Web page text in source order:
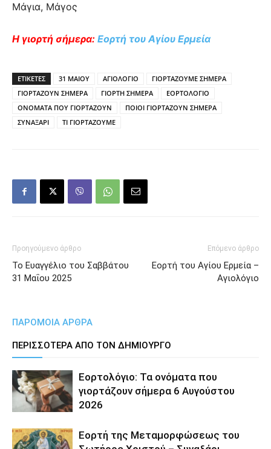
Μάγια, Μάγος
Η γιορτή σήμερα: Εορτή του Αγίου Ερμεία
ΕΤΙΚΕΤΕΣ 31 ΜΑΙΟΥ ΑΓΙΟΛΟΓΙΟ
ΓΙΟΡΤΑΖΟΥΜΕ ΣΗΜΕΡΑ
ΓΙΟΡΤΑΖΟΥΝ ΣΗΜΕΡΑ
ΓΙΟΡΤΗ ΣΗΜΕΡΑ
ΕΟΡΤΟΛΟΓΙΟ
ΟΝΟΜΑΤΑ ΠΟΥ ΓΙΟΡΤΑΖΟΥΝ
ΠΟΙΟΙ ΓΙΟΡΤΑΖΟΥΝ ΣΗΜΕΡΑ
ΣΥΝΑΞΑΡΙ
ΤΙ ΓΙΟΡΤΑΖΟΥΜΕ
Προηγούμενο άρθρο
Το Ευαγγέλιο του Σαββάτου
31 Μαΐου 2025
Επόμενο άρθρο
Εορτή του Αγίου Ερμεία –
Αγιολόγιο
ΠΑΡΟΜΟΙΑ ΑΡΘΡΑ
ΠΕΡΙΣΣΟΤΕΡΑ ΑΠΟ ΤΟΝ ΔΗΜΙΟΥΡΓΟ
Εορτολόγιο: Τα ονόματα που
γιορτάζουν σήμερα 6 Αυγούστου
2026
Εορτή της Μεταμορφώσεως του